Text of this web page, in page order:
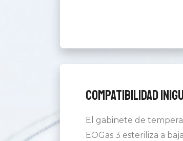
Compatibilidad
El gabinete de
EOGas 3 esteriliza a